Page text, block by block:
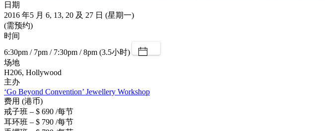
日期
2016 年5 月 6, 13, 20 及 27 日 (星期一)
(需预约)
时间
6:30pm / 7pm / 7:30pm / 8pm (3.5小时)
场地
H206, Hollywood
主办
‘Go Beyond Convention’ Jewellery Workshop
费用 (港币)
戒子班 – $ 690 /每节
耳环班 – $ 790 /每节